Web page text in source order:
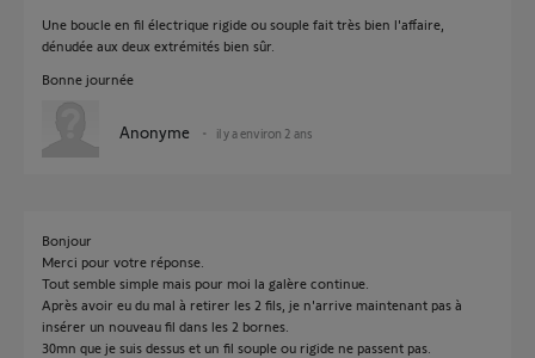
Une boucle en fil électrique rigide ou souple fait très bien l'affaire,
dénudée aux deux extrémités bien sûr.
Bonne journée
Anonyme il y a environ 2 ans
Bonjour
Merci pour votre réponse.
Tout semble simple mais pour moi la galère continue.
Après avoir eu du mal à retirer les 2 fils, je n'arrive maintenant pas à
insérer un nouveau fil dans les 2 bornes.
30mn que je suis dessus et un fil souple ou rigide ne passent pas.